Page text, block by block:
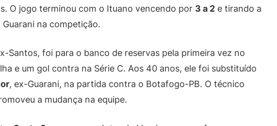
O jogo terminou com o Ituano vencendo por 3 a 2 e tirando a
na competição.
Santos, foi para o banco de reservas pela primeira vez no
e um gol contra na Série C. Aos 40 anos, ele foi substituído
, ex-Guarani, na partida contra o Botafogo-PB. O técnico
a mudança na equipe.